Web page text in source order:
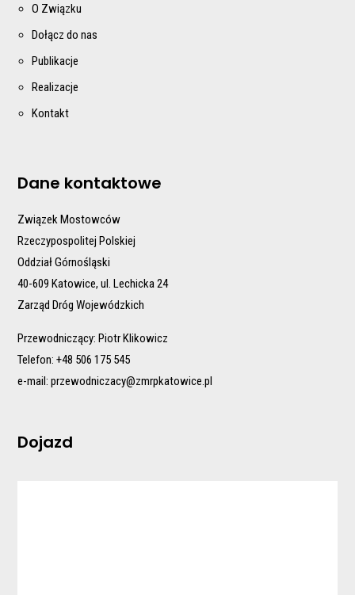
O Związku
Dołącz do nas
Publikacje
Realizacje
Kontakt
Dane kontaktowe
Związek Mostowców
Rzeczypospolitej Polskiej
Oddział Górnośląski
40-609 Katowice, ul. Lechicka 24
Zarząd Dróg Wojewódzkich
Przewodniczący: Piotr Klikowicz
Telefon: +48 506 175 545
e-mail:przewodniczacy@zmrpkatowice.pl
Dojazd